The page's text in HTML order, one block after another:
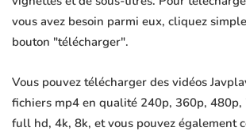
vous avez besoin parmi eux, cliquez
bouton "télécharger".
Vous pouvez télécharger des vidéos
fichiers mp4 en qualité 240p, 360p,
full hd, 4k, 8k, et vous pouvez également